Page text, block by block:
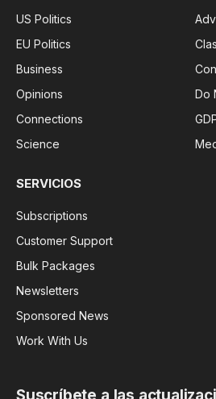
US Politics
EU Politics
Business
Opinions
Connections
Science
Do
SERVICIOS
Subscriptions
Customer Support
Bulk Packages
Newsletters
Sponsored News
Work With Us